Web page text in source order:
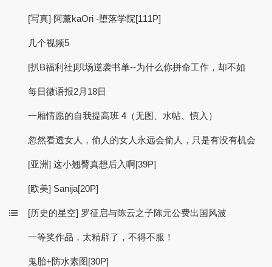
[写真] 阿薰kaOri -堕落学院[111P]
几个视频5
[扒B福利社]职场逆袭书单--为什么你拼命工作，却不如
每日微语报2月18日
一厢情愿的自我提高班 4（无图、水帖、慎入）
忽然看透女人，偷人的女人永远会偷人，只是有没有机会
[亚洲] 这小翘臀真想后入啊[39P]
[欧美] Sanija[20P]
[历史的星空] 罗征启与陈云之子陈元公费出国风波
一等奖作品，太精辟了，不得不服！
鬼胎+防水素图[30P]